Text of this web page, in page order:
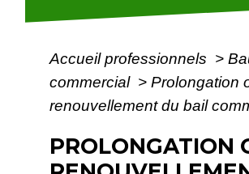
Accueil professionnels >
commercial > Prolongation
renouvellement du bail
PROLONGATION